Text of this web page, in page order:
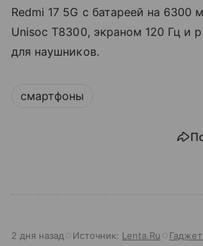
Redmi 17 5G с батареей на 6300
Unisoc T8300, экраном 120 Гц и
для наушников.
смартфоны
2 дня назад Источник: Lenta.Ru